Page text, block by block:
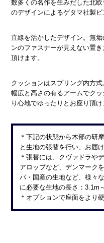
数多くの名作を生みだした北
のデザインによるゲタマ社製
直線を活かしたデザイン。無
ンのファスナーが見えない置
頂けます。
クッションはスプリング内方式
幅広と高さの有るアームでク
り心地でゆったりとお座り頂け
＊下記の状態から木部の研
と生地の張替を行い、お届
＊張替には、クヴァドラや
アロップなど、デンマーク
パ・国産の生地など、様々
に必要な生地の長さ：3.1m～
＊オプションで座面をより